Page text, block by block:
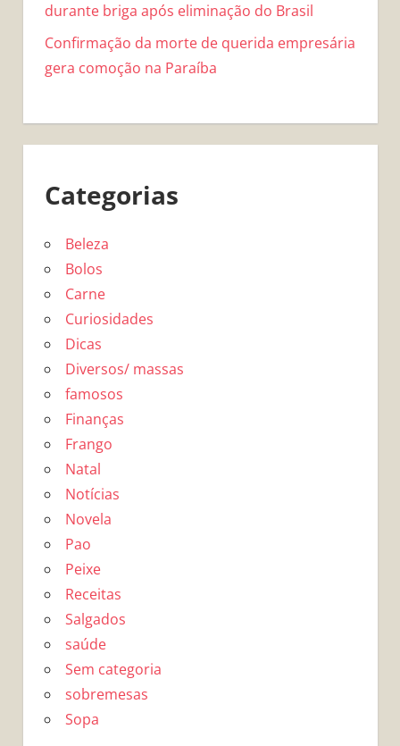
durante briga após eliminação do Brasil
Confirmação da morte de querida empresária
gera comoção na Paraíba
Categorias
Beleza
Bolos
Carne
Curiosidades
Dicas
Diversos/ massas
famosos
Finanças
Frango
Natal
Notícias
Novela
Pao
Peixe
Receitas
Salgados
saúde
Sem categoria
sobremesas
Sopa